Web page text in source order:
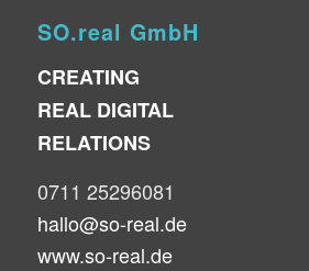
SO.real GmbH
CREATING
REAL DIGITAL
RELATIONS
0711 25296081
hallo@so-real.de
www.so-real.de